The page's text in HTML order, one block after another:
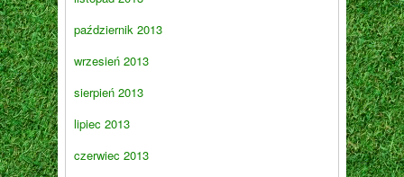
październik 2013
wrzesień 2013
sierpień 2013
lipiec 2013
czerwiec 2013